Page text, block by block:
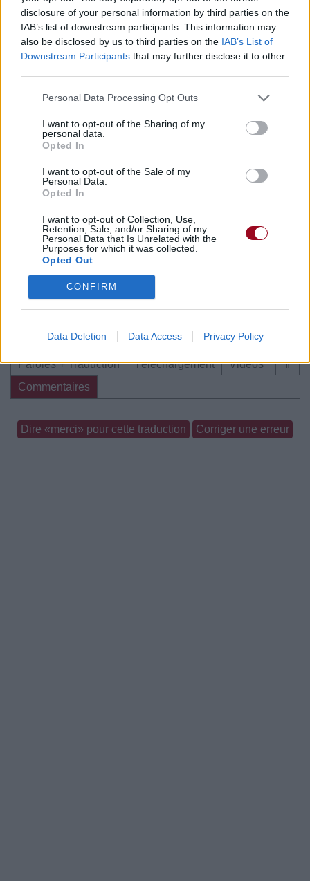
disclosure of your personal information by third parties on the
IAB’s list of downstream participants. This information may
also be disclosed by us to third parties on the IAB’s List of
Downstream Participants that may further disclose it to other
Personal Data Processing Opt Outs
I want to opt-out of the Sharing of my
personal data.
Opted In
I want to opt-out of the Sale of my
Personal Data.
Opted In
I want to opt-out of Collection, Use,
Retention, Sale, and/or Sharing of my
Personal Data that Is Unrelated with the
Purposes for which it was collected.
Opted Out
CONFIRM
Data Deletion Data Access Privacy Policy
Pour prolonger le plaisir musical :
Vous aimez chanter, apprenez la guitare chez
Télécharger légalement les MP3 sur
Trouver des vinyles et des CD sur
meilleur prix sur
Paroles + Traduction Téléchargement
Vidéos
Commentaires
Voir la vidéo de «How Was Your
Day?»
⇑
Paroles + Traduction Téléchargement
Vidéos
Commentaires
Dire «merci» pour cette traduction Corriger une erreur